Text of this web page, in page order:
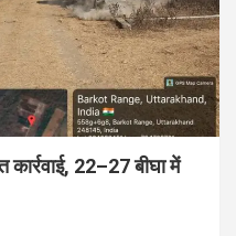
22–27 बीघा में